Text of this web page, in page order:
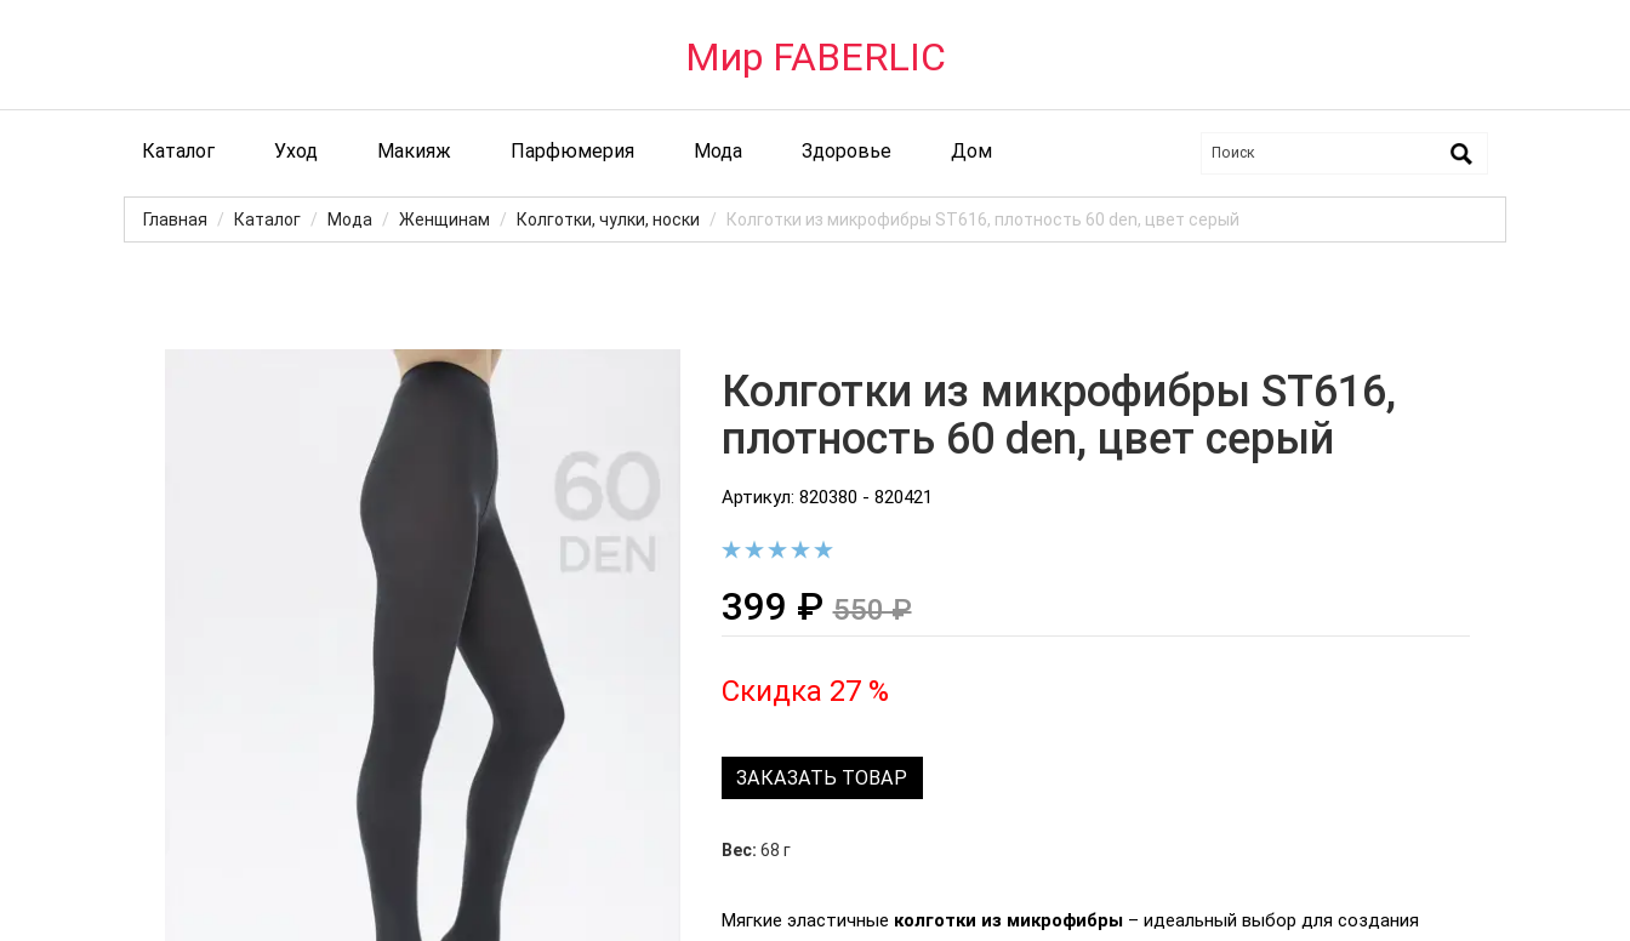
Мир FABERLIC
Каталог Уход Макияж Парфюмерия Мода Здоровье Дом
Главная Каталог Мода Женщинам Колготки, чулки, носки Колготки из микрофибры ST616, плотность 60 den, цвет серый
Колготки из микрофибры ST616,
плотность 60 den, цвет серый
Артикул: 820380 - 820421
399 ₽550 ₽
Скидка 27 %
ЗАКАЗАТЬ ТОВАР
Вес: 68 г
Мягкие эластичные колготки из микрофибры– идеальный выбор для создания